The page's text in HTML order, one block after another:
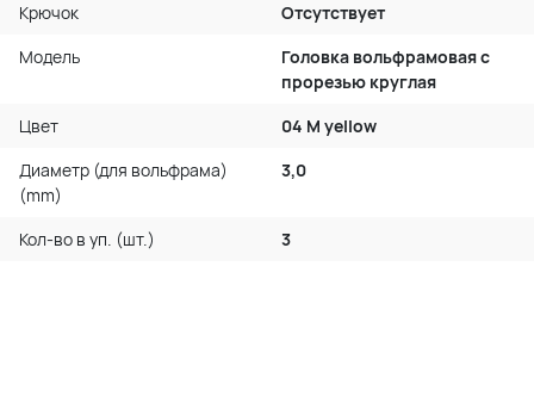
Крючок
Отсутствует
Модель
Головка вольфрамовая с
прорезью круглая
Цвет
04 M yellow
Диаметр (для вольфрама)
(mm)
3,0
Кол-во в уп. (шт.) 3